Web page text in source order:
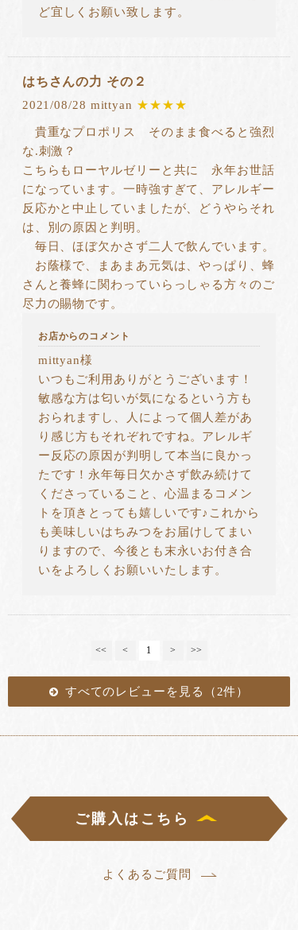
ど宜しくお願い致します。
はちさんの力 その２
2021/08/28 mittyan ★★★★
貴重なプロポリス そのまま食べると強烈
な.刺激？
こちらもローヤルゼリーと共に 永年お世話
になっています。一時強すぎて、アレルギー
反応かと中止していましたが、どうやらそれ
は、別の原因と判明。
毎日、ほぼ欠かさず二人で飲んでいます。
お蔭様で、まあまあ元気は、やっぱり、蜂
さんと養蜂に関わっていらっしゃる方々のご
尽力の賜物です。
お店からのコメント
mittyan様
いつもご利用ありがとうございます！
敏感な方は匂いが気になるという方も
おられますし、人によって個人差があ
り感じ方もそれぞれですね。アレルギ
ー反応の原因が判明して本当に良かっ
たです！永年毎日欠かさず飲み続けて
くださっていること、心温まるコメン
トを頂きとっても嬉しいです♪これから
も美味しいはちみつをお届けしてまい
りますので、今後とも末永いお付き合
いをよろしくお願いいたします。
<< < 1 > >>
すべてのレビューを見る（2件）
ご購入はこちら
よくあるご質問